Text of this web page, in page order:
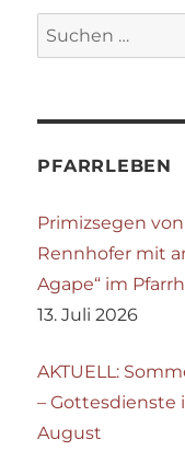
Suchen
nach:
PFARRLEBEN
Primizsegen
Rennhofer mit
Agape“ im
13. Juli 2026
AKTUELL:
– Gottesdienste
August